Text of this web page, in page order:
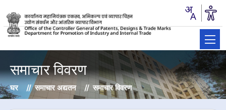
समाचार विवरण
घर समाचार अद्यतन समाचार विवरण